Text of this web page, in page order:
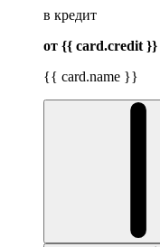
в кредит
от {{ card.credit }}
{{ card.name }}